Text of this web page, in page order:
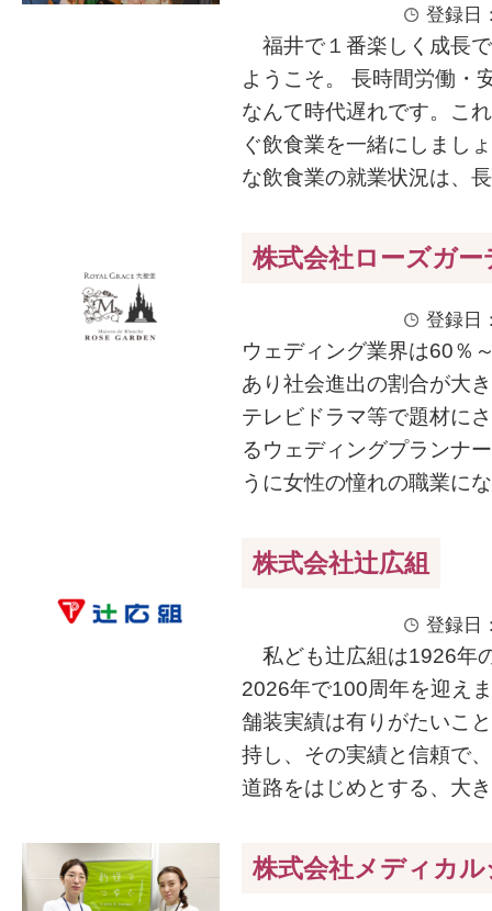
登録日
福井で１番楽しく成長
ようこそ。 長時間労働・
なんて時代遅れです。こ
ぐ飲食業を一緒にしま
な飲食業の就業状況は、
株式会社ローズガー
登録日
ウェディング業界は60％
あり社会進出の割合が大
テレビドラマ等で題材に
るウェディングプランナ
うに女性の憧れの職業に
株式会社辻広組
登録日
私ども辻広組は1926年
2026年で100周年を迎え
舗装実績は有りがたいこ
持し、その実績と信頼で
道路をはじめとする、大
株式会社メディカ